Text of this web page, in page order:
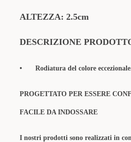
ALTEZZA: 2.5cm
DESCRIZIONE
• Rodiatura del colore
PROGETTATO PER ESSERE
FACILE DA INDOSSARE
I nostri prodotti sono realizzati in